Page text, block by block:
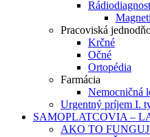
Pracoviská
Krčné
Očné
Ortopédia
Farmácia
Nemocničná
Urgentný príjem I.
SAMOPLATCOVIA –
AKO TO